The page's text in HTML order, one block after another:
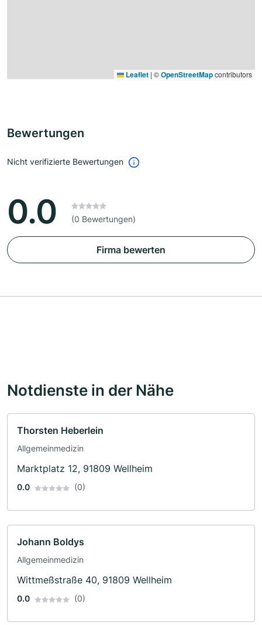
Leaflet | ©OpenStreetMapcontributors
Bewertungen
Nicht verifizierte Bewertungen
0.0 (0 Bewertungen)
Firma bewerten
Notdienste in der Nähe
Thorsten Heberlein
Allgemeinmedizin
Marktplatz 12, 91809 Wellheim
0.0 (0)
Johann Boldys
Allgemeinmedizin
Wittmeßstraße 40, 91809 Wellheim
0.0 (0)